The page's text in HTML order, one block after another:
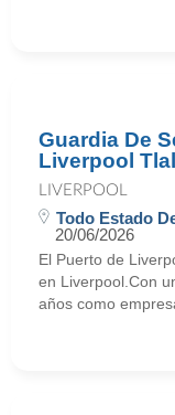
Guardia De
Liverpool
LIVERPOOL
Todo Estado
20/06/2026
El Puerto de
en Liverpool.Con
años como